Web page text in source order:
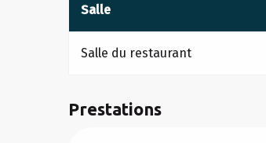
Salle
Salle du restaurant
Prestations